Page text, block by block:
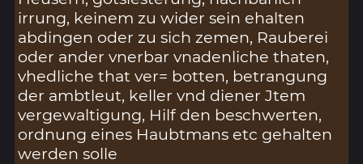
irrung, keinem zu wider sein ehalten
abdingen oder zu sich zemen, Rauberei
oder ander vnerbar vnadenliche thaten,
vhedliche that ver= botten, betrangung
der ambtleut, keller vnd diener Jtem
vergewaltigung, Hilf den beschwerten,
ordnung eines Haubtmans etc gehalten
werden solle